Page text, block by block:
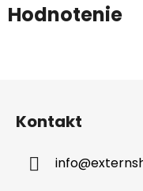
Hodnotenie
Kontakt
info@